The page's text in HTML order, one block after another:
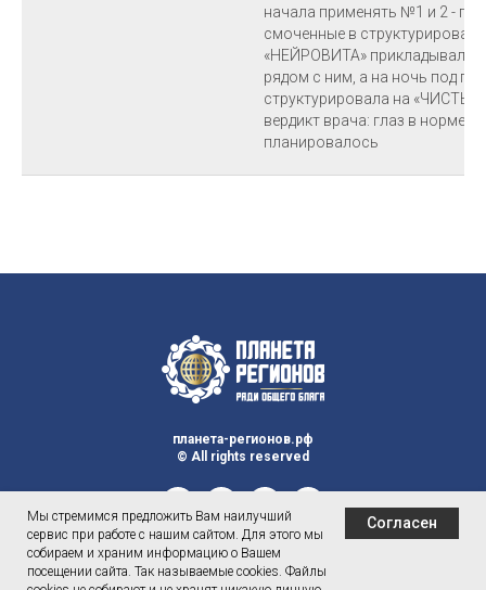
Мы стремимся предложить Вам наилучший
сервис при работе с нашим сайтом. Для этого мы
собираем и храним информацию о Вашем
посещении сайта. Так называемые cookies. Файлы
Согласен
начала применять №1 и 2 -
смоченные в
«НЕЙРОВИТА» прикладывала
рядом с ним, а на ночь под
структурировала на
вердикт врача: глаз в норме,
планировалось
планета-регионов.рф
© All rights reserved